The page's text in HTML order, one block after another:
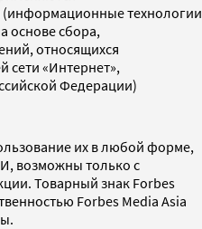
технологии
основе сбора,
относящихся
сети «Интернет»,
Федерации)
их в любой форме,
возможны только с
Товарный знак Forbes
Forbes Media Asia